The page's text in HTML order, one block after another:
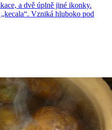
a dvě úplně jiné ikonky.
Vzniká hluboko pod